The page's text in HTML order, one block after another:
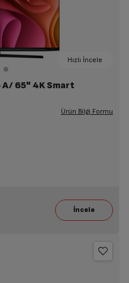
Hızlı İncele
A/ 65" 4K Smart
Ürün Bilgi Formu